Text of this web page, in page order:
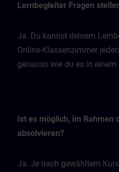
Lernbegleiter Fragen
Ja. Du kannst deinem
Online-Klassenzimmer
genauso wie du es in
Ist es möglich, im Rahmen
absolvieren?
Ja. Je nach gewähltem